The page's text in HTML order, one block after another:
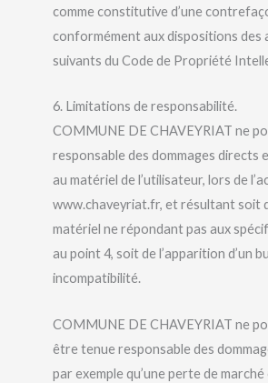
comme constitutive d’une
conformément aux dispositions des
suivants du Code de Propriété
6. Limitations de responsabilité.
COMMUNE DE CHAVEYRIAT ne
responsable des dommages directs
au matériel de l’utilisateur, lors de
www.chaveyriat.fr, et résultant soit
matériel ne répondant pas aux
au point 4, soit de l’apparition d’un
incompatibilité.
COMMUNE DE CHAVEYRIAT ne
être tenue responsable des
par exemple qu’une perte de marché